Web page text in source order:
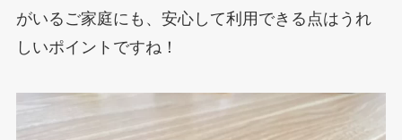
がいるご家庭にも、安心して利用できる点はうれ
しいポイントですね！